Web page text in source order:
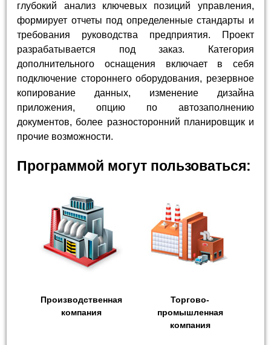
глубокий анализ ключевых позиций управления,
формирует отчеты под определенные стандарты и
требования руководства предприятия. Проект
разрабатывается под заказ. Категория
дополнительного оснащения включает в себя
подключение стороннего оборудования, резервное
копирование данных, изменение дизайна
приложения, опцию по автозаполнению
документов, более разносторонний планировщик и
прочие возможности.
Программой могут пользоваться:
Производственная
компания
Торгово-
промышленная
компания